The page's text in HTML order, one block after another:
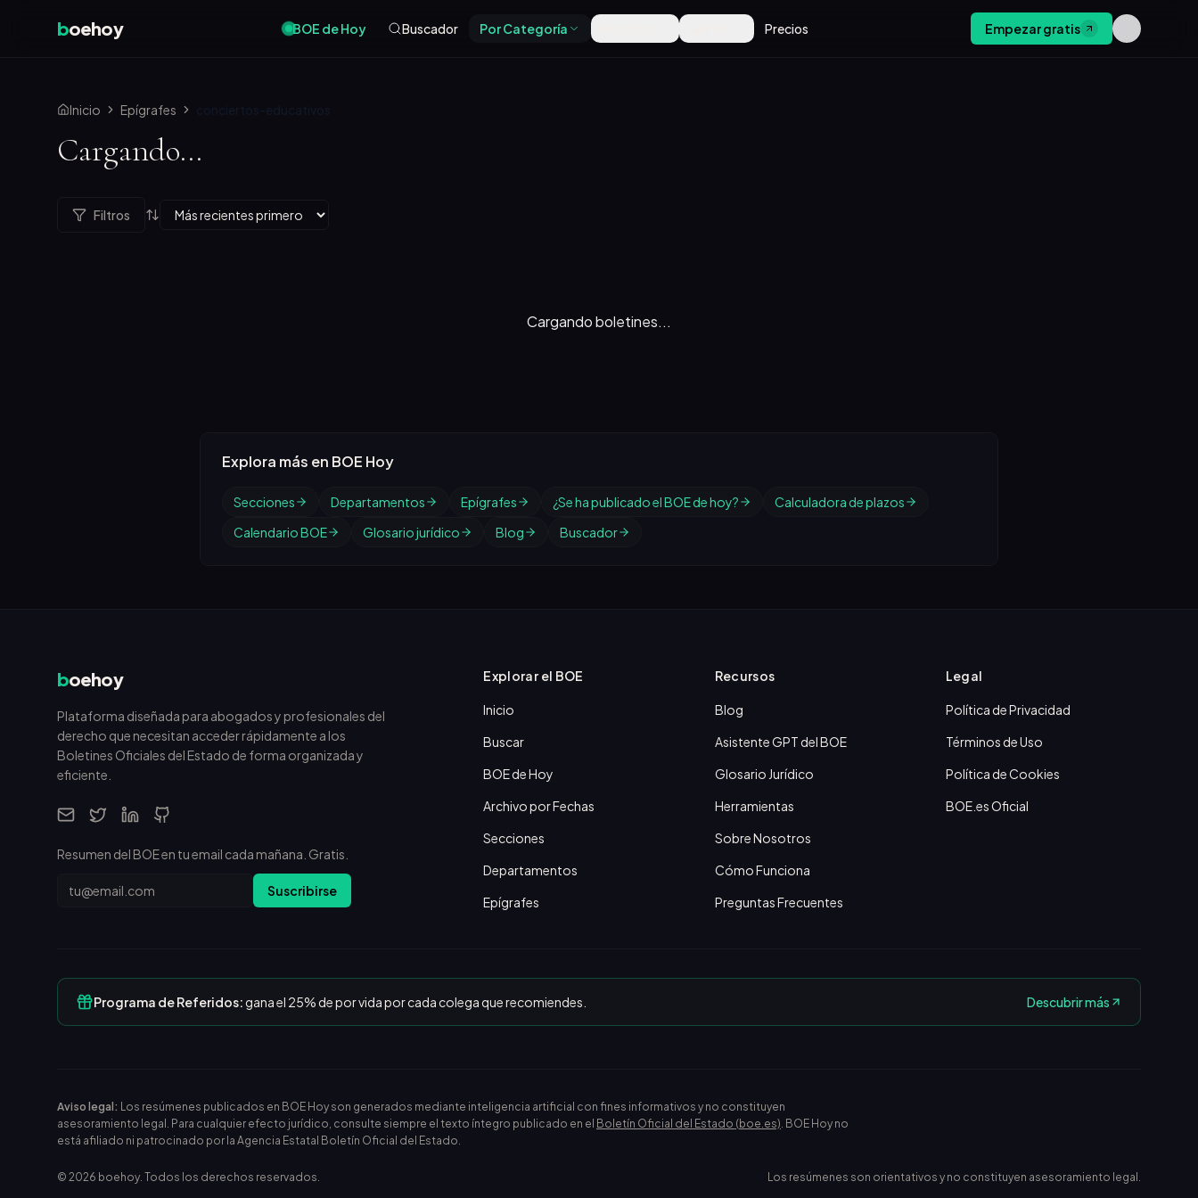
boehoy BOE de Hoy Buscador Por Categoría Precios Empezar gratis
Inicio Epígrafes conciertos-educativos
Cargando...
Filtros
Cargando boletines...
Explora más en BOE Hoy
Secciones Departamentos Epígrafes ¿Se ha publicado el BOE de hoy?
Calculadora de plazos
Calendario BOE
Glosario jurídico Blog Buscador
boehoy
Plataforma diseñada para abogados y profesionales del
derecho que necesitan acceder rápidamente a los
Boletines Oficiales del Estado de forma organizada y
eficiente.
Resumen del BOE en tu email cada mañana. Gratis.
Email Suscribirse
Explorar el BOE
Inicio
Buscar
BOE de Hoy
Archivo por Fechas
Secciones
Departamentos
Epígrafes
Recursos
Blog
Asistente GPT del BOE
Glosario Jurídico
Herramientas
Sobre Nosotros
Cómo Funciona
Preguntas Frecuentes
Legal
Política de Privacidad
Términos de Uso
Política de Cookies
BOE.es Oficial
Programa de Referidos:gana el 25% de por vida por cada colega que recomiendes. Descubrir más
Aviso legal: Los resúmenes publicados en BOE Hoy son generados mediante inteligencia artificial con fines informativos y no constituyen
asesoramiento legal. Para cualquier efecto jurídico, consulte siempre el texto íntegro publicado en el Boletín Oficial del Estado (boe.es). BOE Hoy no
está afiliado ni patrocinado por la Agencia Estatal Boletín Oficial del Estado.
© 2026 boehoy. Todos los derechos reservados. Los resúmenes son orientativos y no constituyen asesoramiento legal.